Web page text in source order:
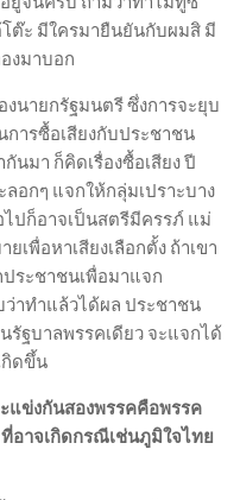
ต๊ะ มีใครมายืนยันกับผมสิ มี
งมาบอก
นายกรัฐมนตรี ซึ่งการจะยุบ
ารซื้อเสียงกับประชาชน
นมา ก็คิดเรื่องซื้อเสียง ปี
อกๆ แจกให้กลุ่มเปราะบาง
ปก็อาจเป็นสตรีมีครรภ์ แม่
เพื่อหาเสียงเลือกตั้ง ถ้าเขา
ประชาชนเพื่อมาแจก
าทำแล้วได้ผล ประชาชน
รัฐบาลพรรคเดียว จะแจกได้
กิดขึ้น
แข่งกันสองพรรคคือพรรค
อาจเกิดกรณีเช่นภูมิใจไทย